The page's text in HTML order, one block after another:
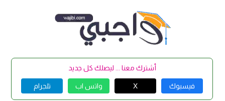
أشترك معنا ... ليصلك كل جديد
فيسبوك X واتس اب تلجرام